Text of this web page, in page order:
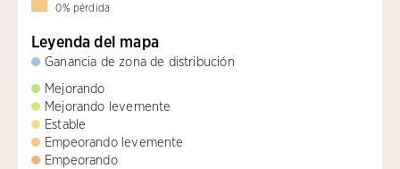
0% pérdida
Leyenda del mapa
Ganancia de zona de distribución
Mejorando
Mejorando levemente
Estable
Empeorando levemente
Empeorando